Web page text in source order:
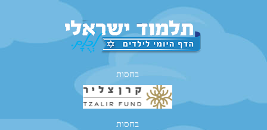
בחסות
בחסות